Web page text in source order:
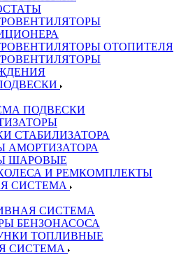
ОТОПИТЕЛЯ
ПОДВЕСКИ
СТАБИЛИЗАТОРА
АМОРТИЗАТОРА
ШАРОВЫЕ
И РЕМКОМПЛЕКТЫ
СИСТЕМА
СИСТЕМА
БЕНЗОНАСОСА
ТОПЛИВНЫЕ
СИСТЕМА